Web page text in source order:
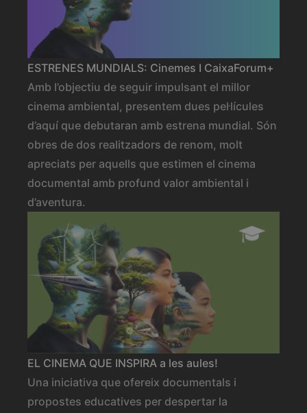
ESTRENES MUNDIALS: Cinemes I CaixaForum+
Amb l’objectiu de seguir impulsant el millor
cinema ambiental, presentem dues pel·lícules
d’aquí que debutaran amb estrena mundial. Són
obres de dos realitzadors de renom, molt
apreciats per aquells que estimen el cinema
documental amb profund valor ambiental i
d’aventura.
EL CINEMA QUE INSPIRA a les aules!
Una iniciativa que ofereix documentals i
propostes educatives per despertar la